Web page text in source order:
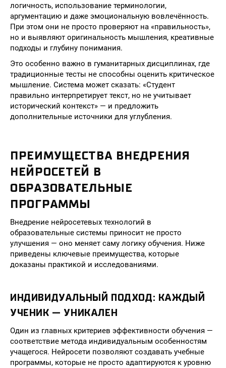
логичность, использование терминологии,
аргументацию и даже эмоциональную вовлечённость.
При этом они не просто проверяют на «правильность»,
но и выявляют оригинальность мышления, креативные
подходы и глубину понимания.
Это особенно важно в гуманитарных дисциплинах, где
традиционные тесты не способны оценить критическое
мышление. Система может сказать: «Студент
правильно интерпретирует текст, но не учитывает
исторический контекст» — и предложить
дополнительные источники для углубления.
ПРЕИМУЩЕСТВА ВНЕДРЕНИЯ
НЕЙРОСЕТЕЙ В
ОБРАЗОВАТЕЛЬНЫЕ
ПРОГРАММЫ
Внедрение нейросетевых технологий в
образовательные системы приносит не просто
улучшения — оно меняет саму логику обучения. Ниже
приведены ключевые преимущества, которые
доказаны практикой и исследованиями.
ИНДИВИДУАЛЬНЫЙ ПОДХОД: КАЖДЫЙ
УЧЕНИК — УНИКАЛЕН
Один из главных критериев эффективности обучения —
соответствие метода индивидуальным особенностям
учащегося. Нейросети позволяют создавать учебные
программы, которые не просто адаптируются к уровню